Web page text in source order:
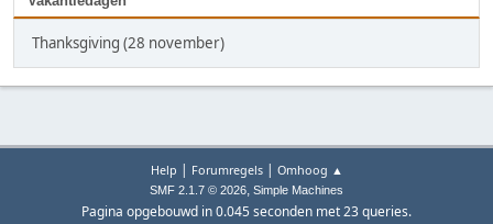
Thanksgiving (28 november)
Help | Forumregels| Omhoog ▲
SMF 2.1.7 © 2026, Simple Machines
Pagina opgebouwd in 0.045 seconden met 23 queries.